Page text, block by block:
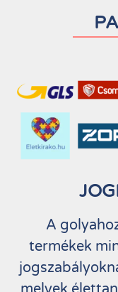
A
termékek